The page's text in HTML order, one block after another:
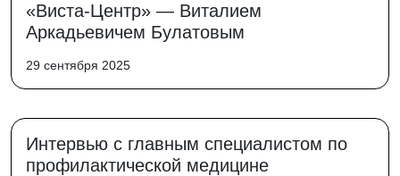
«Виста-Центр» — Виталием
Аркадьевичем Булатовым
29 сентября 2025
Интервью с главным специалистом по
профилактической медицине